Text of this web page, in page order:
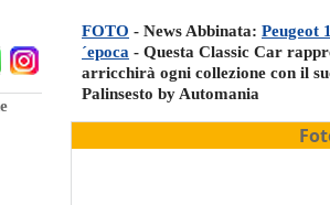
FOTO - News Abbinata: Peugeot
´epoca - Questa Classic Car
arricchirà ogni collezione con il
Palinsesto by Automania